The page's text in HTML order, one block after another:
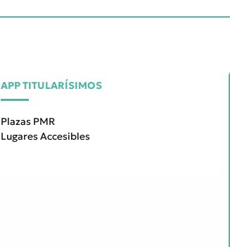
APP TITULARÍSIMOS
Plazas PMR
Lugares Accesibles